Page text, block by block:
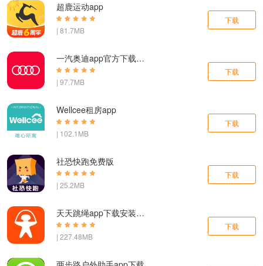
超鹿运动app
| 81.7MB
下载
一汽奥迪app官方下载手机版
| 97.7MB
下载
Wellcee租房app
| 102.1MB
下载
社恐快跑免费版
| 25.2MB
下载
天天跳绳app下载安装免费版
| 227.48MB
下载